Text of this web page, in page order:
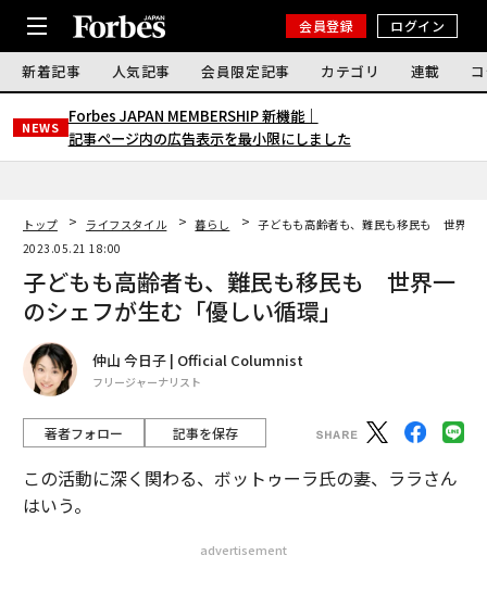
会員登録 ログイン
新着記事 人気記事 会員限定記事 カテゴリ 連載
NEWS
Forbes JAPAN MEMBERSHIP 新機能｜
記事ページ内の広告表示を最小限にしました
トップ ライフスタイル 暮らし
子どもも高齢者も、難民も移民も 世界一
2023.05.21 18:00
子どもも高齢者も、難民も移民も 世界一
のシェフが生む「優しい循環」
仲山 今日子 | Official Columnist
フリージャーナリスト
著者フォロー 記事を保存
この活動に深く関わる、ボットゥーラ氏の妻、ララさん
はいう。
advertisement